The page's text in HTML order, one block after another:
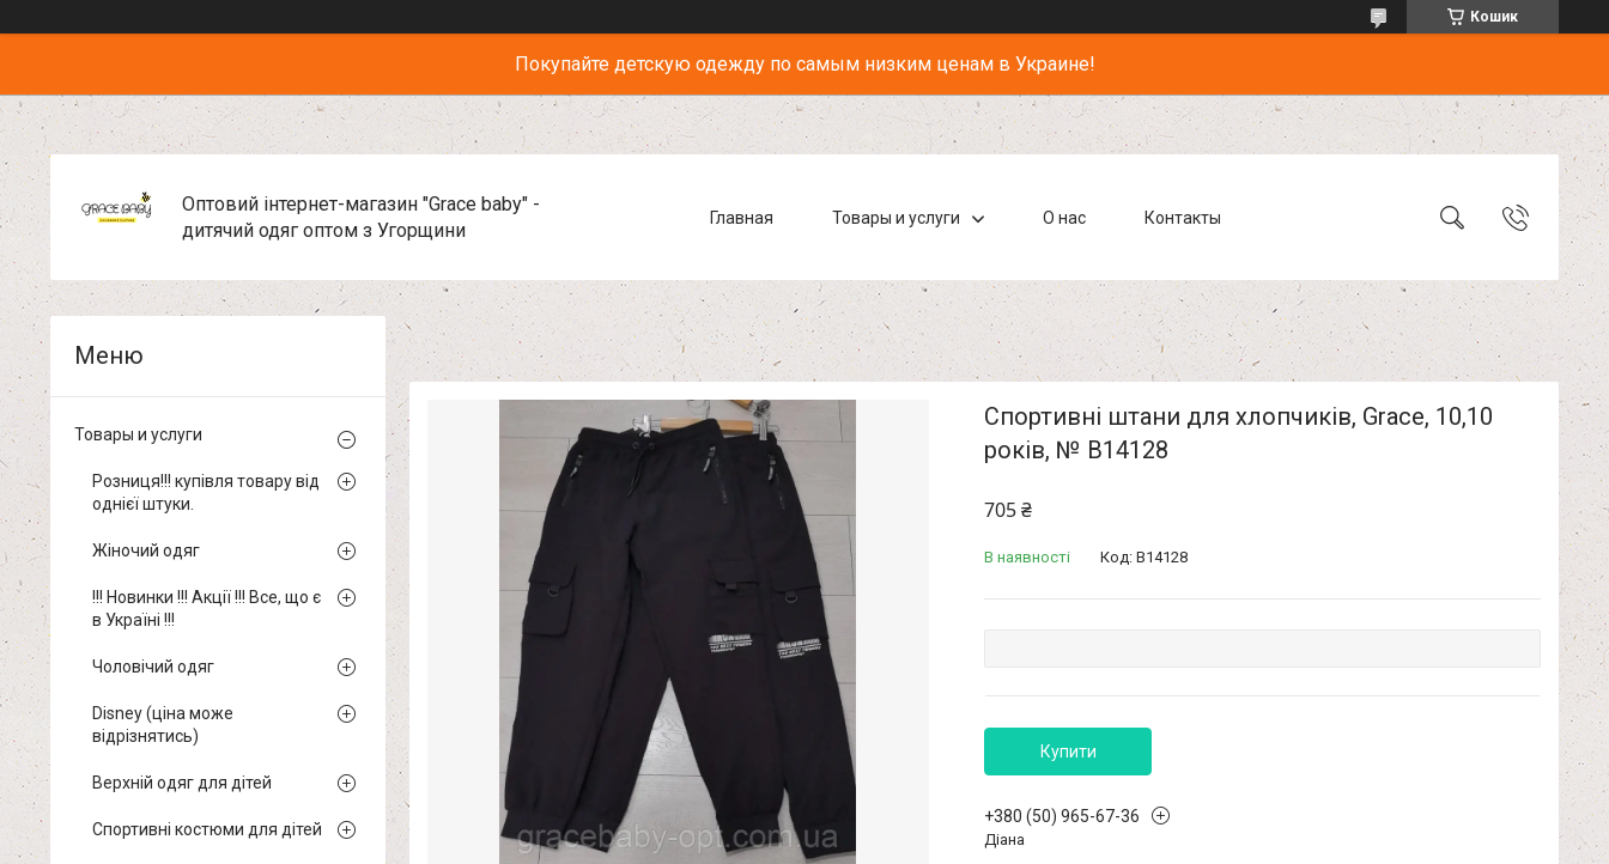
Кошик
Покупайте детскую одежду по самым низким ценам в Украине!
Оптовий інтернет-магазин "Grace baby" -
дитячий одяг оптом з Угорщини
Главная Товары и услуги О нас Контакты
Спортивні штани для хлопчиків, Grace, 10,10
років, № B14128
705 ₴
В наявності Код: B14128
Купити
+380 (50) 965-67-36
Діана
Товары и услуги
Розниця!!! купівля товару від
однієї штуки.
Жіночий одяг
!!! Новинки !!! Акції !!! Все, що є
в Україні !!!
Чоловічий одяг
Disney (ціна може
відрізнятись)
Верхній одяг для дітей
Спортивні костюми для дітей